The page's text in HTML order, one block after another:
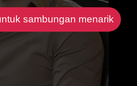
sambungan menarik